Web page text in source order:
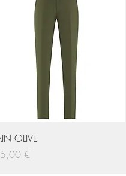
Hurtigvisning
OLIVE
€